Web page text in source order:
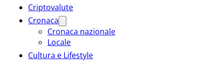
Criptovalute
Cronaca
Cronaca nazionale
Locale
Cultura e Lifestyle